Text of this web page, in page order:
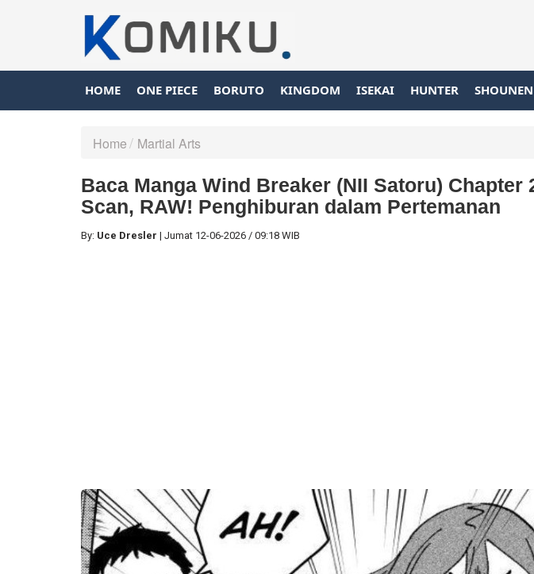
HOME ONE PIECE BORUTO KINGDOM ISEKAI HUNTER SHOUNEN
Home Martial Arts
Baca Manga Wind Breaker (NII Satoru) Chapter
Scan, RAW! Penghiburan dalam Pertemanan
By: Uce Dresler | Jumat 12-06-2026 / 09:18 WIB